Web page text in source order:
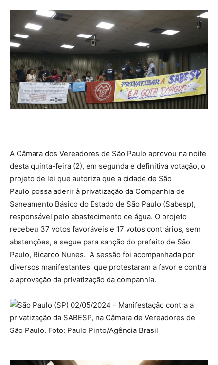
A Câmara dos Vereadores de São Paulo aprovou na noite
desta quinta-feira (2), em segunda e definitiva votação, o
projeto de lei que autoriza que a cidade de São
Paulo possa aderir à privatização da Companhia de
Saneamento Básico do Estado de São Paulo (Sabesp),
responsável pelo abastecimento de água. O projeto
recebeu 37 votos favoráveis e 17 votos contrários, sem
abstenções, e segue para sanção do prefeito de São
Paulo, Ricardo Nunes. A sessão foi acompanhada por
diversos manifestantes, que protestaram a favor e contra
a aprovação da privatização da companhia.